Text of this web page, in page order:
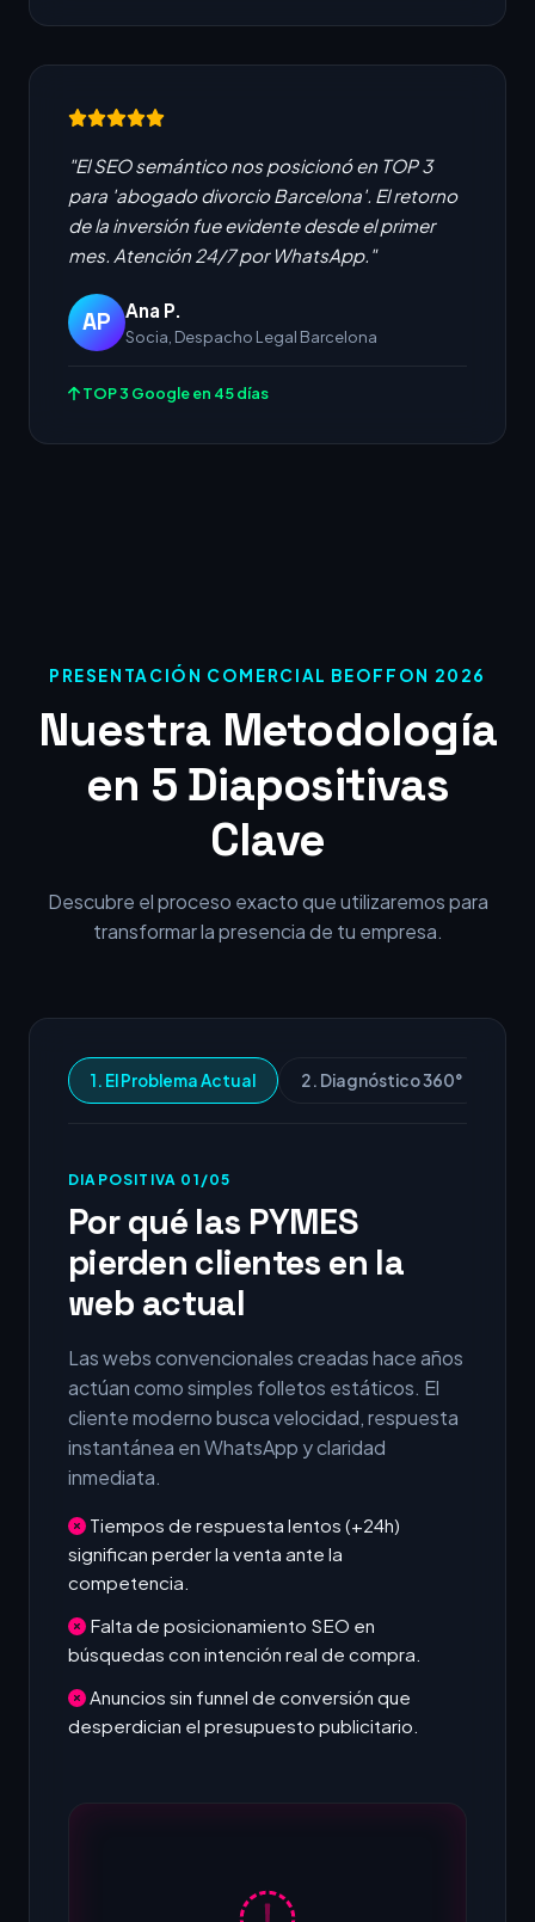
"El SEO semántico nos posicionó en TOP 3
para 'abogado divorcio Barcelona'. El retorno
de la inversión fue evidente desde el primer
mes. Atención 24/7 por WhatsApp."
AP Ana P.
Socia, Despacho Legal Barcelona
TOP 3 Google en 45 días
PRESENTACIÓN COMERCIAL BEOFFON 2026
Nuestra Metodología
en 5 Diapositivas
Clave
Descubre el proceso exacto que utilizaremos para
transformar la presencia de tu empresa.
1. El Problema Actual 2. Diagnóstico 360°
DIAPOSITIVA 01/05
Por qué las PYMES
pierden clientes en la
web actual
Las webs convencionales creadas hace años
actúan como simples folletos estáticos. El
cliente moderno busca velocidad, respuesta
instantánea en WhatsApp y claridad
inmediata.
Tiempos de respuesta lentos (+24h)
significan perder la venta ante la
competencia.
Falta de posicionamiento SEO en
búsquedas con intención real de compra.
Anuncios sin funnel de conversión que
desperdician el presupuesto publicitario.